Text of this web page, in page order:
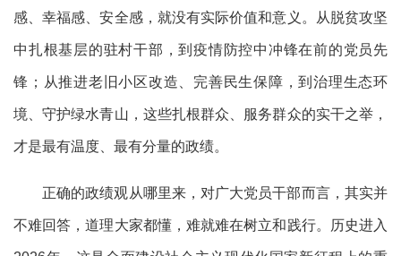
感、幸福感、安全感，就没有实际价值和意义。从脱贫攻坚
中扎根基层的驻村干部，到疫情防控中冲锋在前的党员先
锋；从推进老旧小区改造、完善民生保障，到治理生态环
境、守护绿水青山，这些扎根群众、服务群众的实干之举，
才是最有温度、最有分量的政绩。
正确的政绩观从哪里来，对广大党员干部而言，其实并
不难回答，道理大家都懂，难就难在树立和践行。历史进入